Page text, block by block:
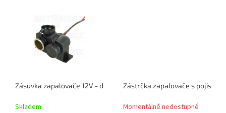
Zásuvka zapalovače 12V - dvojitá vodotěsná
Skladem
Zástrčka zapalovače s pojistkou
Momentálně nedostupné